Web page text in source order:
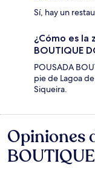
Sí, hay un
¿Cómo es la
BOUTIQUE
POUSADA
pie de Lagoa
Siqueira.
Opiniones
Opiniones